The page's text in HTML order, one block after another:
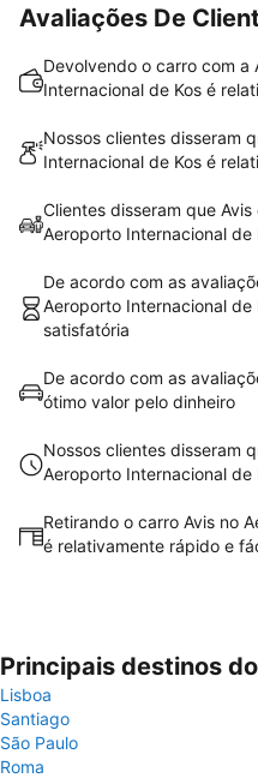
Avaliações De
Devolvendo o carro com a
Internacional de Kos é
Nossos clientes disseram
Internacional de Kos é
Clientes disseram que
Aeroporto Internacional de
De acordo com as
Aeroporto Internacional de
satisfatória
De acordo com as
ótimo valor pelo dinheiro
Nossos clientes disseram
Aeroporto Internacional de
Retirando o carro Avis no
é relativamente rápido e
Principais destinos
Lisboa
Santiago
São Paulo
Roma